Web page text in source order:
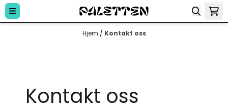
Hopp til innhold
Hjem / Kontakt oss
Kontakt oss